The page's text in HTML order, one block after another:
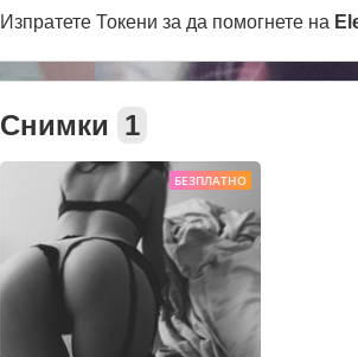
Изпратете Токени за да помогнете на
Снимки 1
БЕЗПЛАТНО